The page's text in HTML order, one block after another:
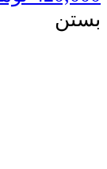
بستن